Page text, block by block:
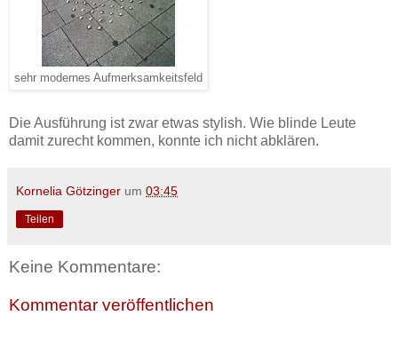
sehr modernes Aufmerksamkeitsfeld
Die Ausführung ist zwar etwas stylish. Wie blinde Leute
damit zurecht kommen, konnte ich nicht abklären.
Kornelia Götzinger um 03:45
Teilen
Keine Kommentare:
Kommentar veröffentlichen